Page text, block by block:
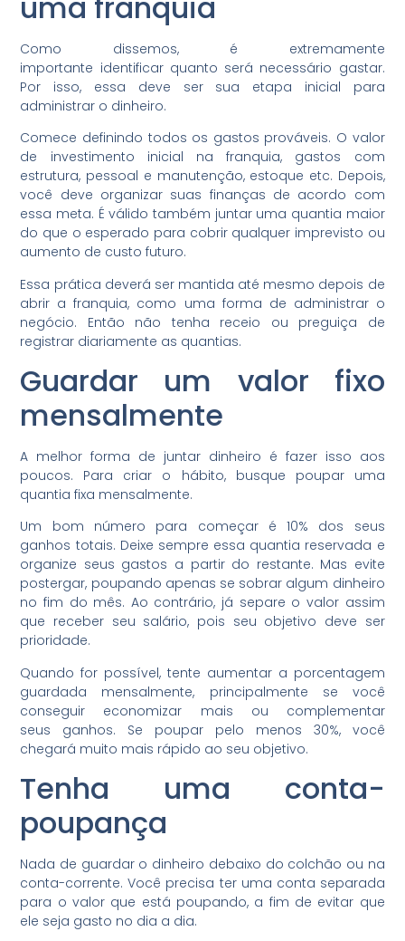
Como dissemos,
é extremamente
importante identificar quanto será necessário gastar.
Por isso, essa deve ser sua etapa inicial para
administrar o dinheiro.
Comece definindo todos os gastos prováveis. O valor
de investimento inicial na franquia, gastos com
estrutura, pessoal e manutenção, estoque etc. Depois,
você deve organizar suas finanças de acordo com
essa meta. É válido também juntar uma quantia maior
do que o esperado para cobrir qualquer imprevisto ou
aumento de custo futuro.
Essa prática deverá ser mantida até mesmo depois de
abrir a franquia, como uma forma de administrar o
negócio. Então não tenha receio ou preguiça de
registrar diariamente as quantias.
Guardar um valor fixo
mensalmente
A melhor forma de juntar dinheiro é fazer isso aos
poucos. Para criar o hábito, busque poupar uma
quantia fixa mensalmente.
Um bom número para começar é 10% dos seus
ganhos totais. Deixe sempre essa quantia reservada e
organize seus gastos a partir do restante. Mas evite
postergar, poupando apenas se sobrar algum dinheiro
no fim do mês. Ao contrário, já separe o valor assim
que receber seu salário, pois seu objetivo deve ser
prioridade.
Quando for possível, tente aumentar a porcentagem
guardada mensalmente, principalmente se você
conseguir economizar mais ou complementar
seus ganhos. Se poupar pelo menos 30%, você
chegará muito mais rápido ao seu objetivo.
Tenha uma conta-
poupança
Nada de guardar o dinheiro debaixo do colchão ou na
conta-corrente. Você precisa ter uma conta separada
para o valor que está poupando, a fim de evitar que
ele seja gasto no dia a dia.